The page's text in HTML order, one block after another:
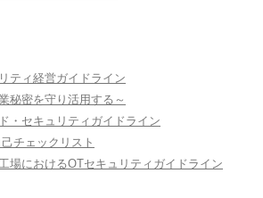
ティ経営ガイドライン
密を守り活用する～
・セキュリティガイドライン
チェックリスト
場におけるOTセキュリティガイドライン